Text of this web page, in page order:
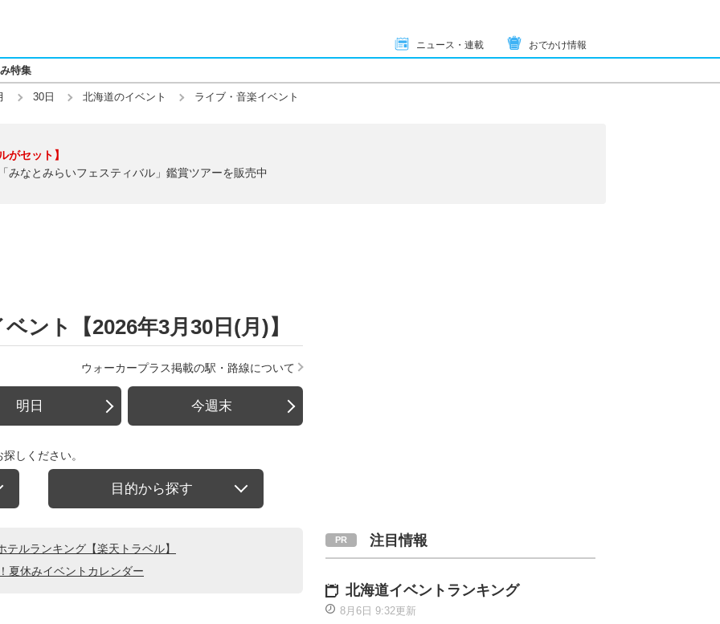
ニュース・連載 おでかけ情報
特集
30日 北海道のイベント ライブ・音楽イベント
がセット】
みなとみらいフェスティバル」鑑賞ツアーを販売中
ント【2026年3月30日(月)】
ウォーカープラス掲載の駅・路線について
明日 今週末
しください。
目的から探す
ルランキング【楽天トラベル】
夏休みイベントカレンダー
注目情報
北海道イベントランキング
8月6日 9:32更新